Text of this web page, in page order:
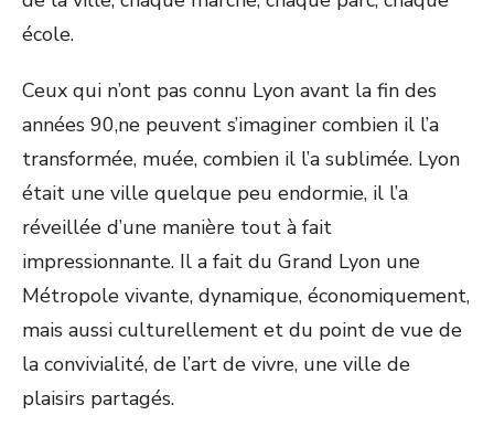
école.
Ceux qui n’ont pas connu Lyon avant la fin des
années 90,ne peuvent s’imaginer combien il l’a
transformée, muée, combien il l’a sublimée. Lyon
était une ville quelque peu endormie, il l’a
réveillée d’une manière tout à fait
impressionnante. Il a fait du Grand Lyon une
Métropole vivante, dynamique, économiquement,
mais aussi culturellement et du point de vue de
la convivialité, de l’art de vivre, une ville de
plaisirs partagés.